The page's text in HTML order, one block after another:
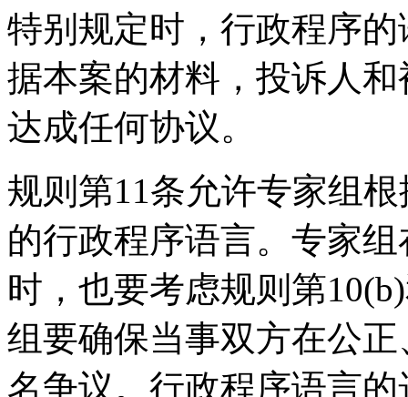
特别规定时，行政程序
据本案的材料，投诉人
达成任何协议。
规则第11条允许专家组
的行政程序语言。专家
时，也要考虑规则第
组要确保当事双方在公
名争议。行政程序语言